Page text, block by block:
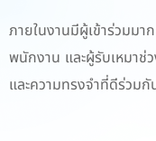
ภายในงานมีผู้เข้าร่วมม
พนักงาน และผู้รับเหมาช่
และความทรงจำที่ดีร่วม